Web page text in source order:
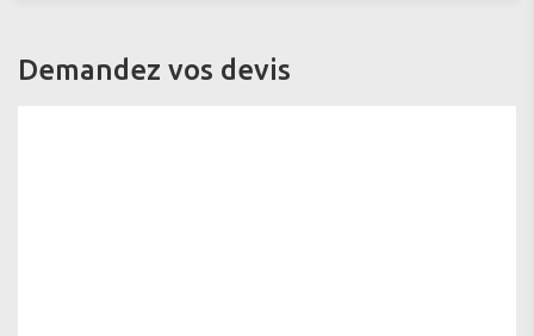
Demandez vos devis